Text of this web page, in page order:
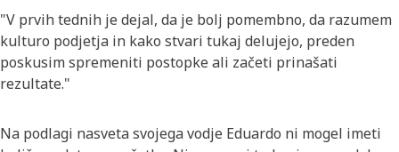
"V prvih tednih je dejal, da je bolj pomembno, da razumem
kulturo podjetja in kako stvari tukaj delujejo, preden
poskusim spremeniti postopke ali začeti prinašati
rezultate."
Na podlagi nasveta svojega vodje Eduardo ni mogel imeti